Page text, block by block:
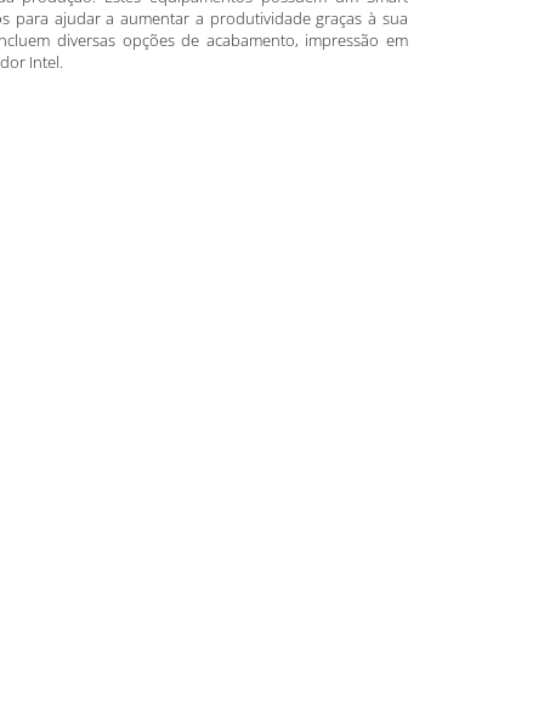
para ajudar a aumentar a produtividade graças à sua
diversas opções de acabamento, impressão em
Intel.